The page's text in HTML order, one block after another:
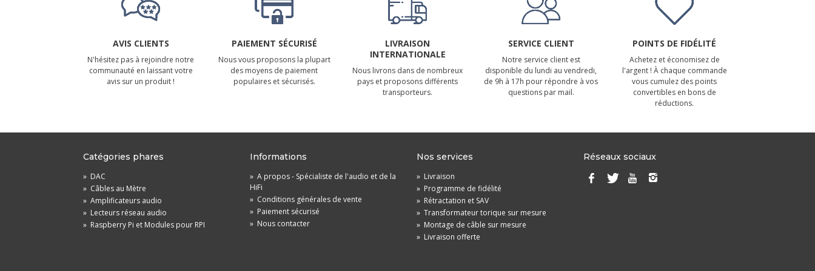
AVIS CLIENTS
N'hésitez pas à rejoindre notre
communauté en laissant votre
avis sur un produit !
PAIEMENT SÉCURISÉ
Nous vous proposons la plupart
des moyens de paiement
populaires et sécurisés.
LIVRAISON
INTERNATIONALE
Nous livrons dans de nombreux
pays et proposons différents
transporteurs.
SERVICE CLIENT
Notre service client est
disponible du lundi au vendredi,
de 9h à 17h pour répondre à vos
questions par mail.
POINTS DE FIDÉLITÉ
Achetez et économisez de
l'argent ! À chaque commande
vous cumulez des points
convertibles en bons de
réductions.
Catégories phares
» DAC
» Câbles au Mètre
» Amplificateurs audio
» Lecteurs réseau audio
» Raspberry Pi et Modules pour RPI
Informations
» A propos - Spécialiste de l'audio et de la
HiFi
» Conditions générales de vente
» Paiement sécurisé
» Nous contacter
Nos services
» Livraison
» Programme de fidélité
» Rétractation et SAV
» Transformateur torique sur mesure
» Montage de câble sur mesure
» Livraison offerte
Réseaux sociaux